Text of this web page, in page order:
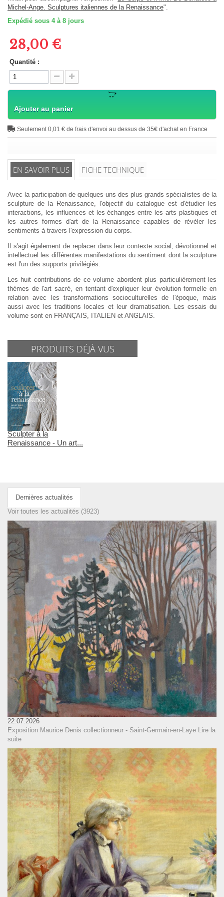
Michel-Ange. Sculptures italiennes de la Renaissance".
Expédié sous 4 à 8 jours
28,00 €
Quantité :
Ajouter au panier
Seulement 0,01 € de frais d'envoi au dessus de 35€ d'achat en France
EN SAVOIR PLUS FICHE TECHNIQUE
Avec la participation de quelques-uns des plus grands spécialistes de la
sculpture de la Renaissance, l'objectif du catalogue est d'étudier les
interactions, les influences et les échanges entre les arts plastiques et
les autres formes d'art de la Renaissance capables de révéler les
sentiments à travers l'expression du corps.
Il s'agit également de replacer dans leur contexte social, dévotionnel et
intellectuel les différentes manifestations du sentiment dont la sculpture
est l'un des supports privilégiés.
Les huit contributions de ce volume abordent plus particulièrement les
thèmes de l'art sacré, en tentant d'expliquer leur évolution formelle en
relation avec les transformations socioculturelles de l'époque, mais
aussi avec les traditions locales et leur dramatisation. Les essais du
volume sont en FRANÇAIS, ITALIEN et ANGLAIS.
PRODUITS DÉJÀ VUS
Sculpter à la
Renaissance - Un art...
Dernières actualités
Voir toutes les actualités (3923)
22.07.2026
Exposition Maurice Denis collectionneur - Saint-Germain-en-Laye Lire la
suite